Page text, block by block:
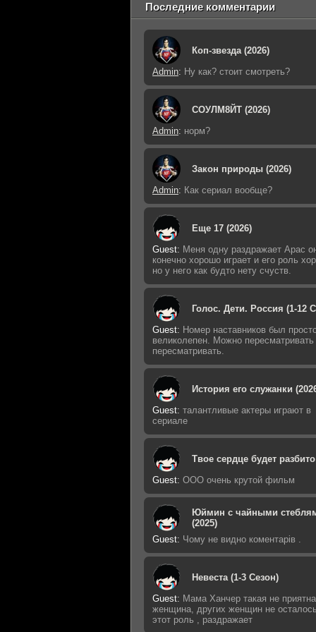
Последние комментарии
Коп-звезда (2026)
Admin: Ну как? стоит смотреть?
СОУЛМ8ЙТ (2026)
Admin: норм?
Закон природы (2026)
Admin: Как сериал вообще?
Еще 17 (2026)
Guest: Меня одну раздражает Арас
конечно хорошо играет и его роль
но у него как будто нету счуств.
Голос. Дети. Россия (1-12
Guest: Номер наставников был
великолепен. Можно пересматривать
пересматривать.
История его служанки
Guest: талантливые актеры играют в
сериале
Твое сердце будет
Guest: ООО очень крутой фильм
Юймин с чайными
(2025)
Guest: Чому не видно коментарів .
Невеста (1-3 Сезон)
Guest: Мама Ханчер такая не
женщина, других женщин не
этот роль , раздражает